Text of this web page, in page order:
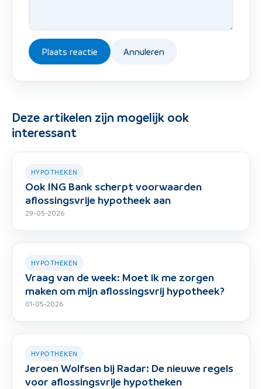
Plaats reactie Annuleren
Deze artikelen zijn mogelijk ook
interessant
HYPOTHEKEN
Ook ING Bank scherpt voorwaarden
aflossingsvrije hypotheek aan
29-05-2026
HYPOTHEKEN
Vraag van de week: Moet ik me zorgen
maken om mijn aflossingsvrij hypotheek?
01-05-2026
HYPOTHEKEN
Jeroen Wolfsen bij Radar: De nieuwe regels
voor aflossingsvrije hypotheken